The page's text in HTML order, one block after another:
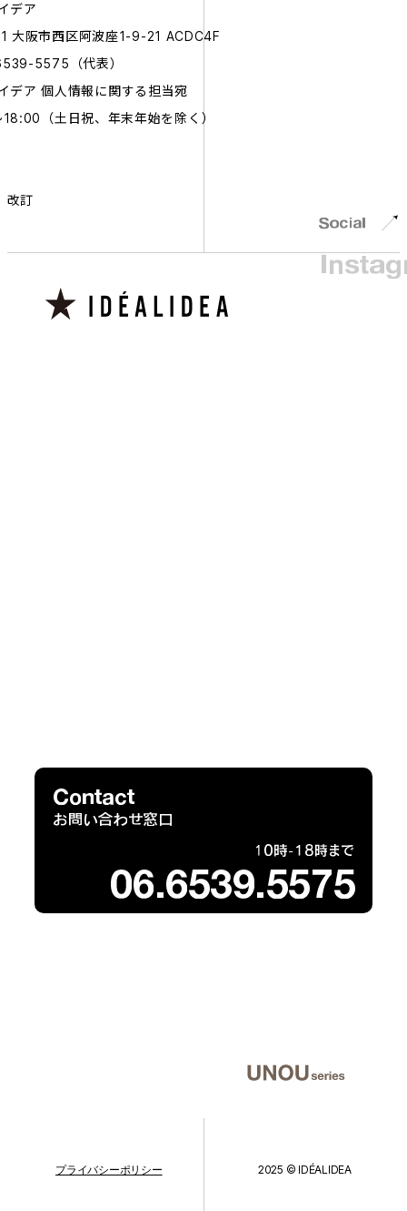
デア
大阪市西区阿波座1-9-21 ACDC4F
5575（代表）
デア 個人情報に関する担当宛
（土日祝、年末年始を除く）
改訂
2025 © IDÉALIDEA
プライバシーポリシー